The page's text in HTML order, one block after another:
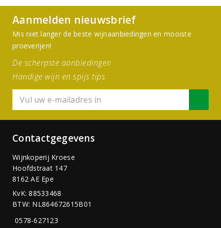
Aanmelden nieuwsbrief
Mis niet langer de beste wijnaanbiedingen en mooiste
proeverijen!
De scherpste aanbiedingen
Handige wijn en spijs tips
Contactgegevens
Wijnkoperij Kroese
Hoofdstraat 147
8162 AE Epe
KvK: 88533468
BTW: NL864672615B01
0578-627123